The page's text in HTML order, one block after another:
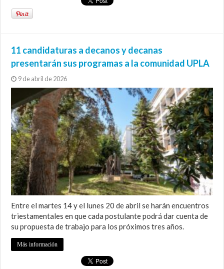
11 candidaturas a decanos y decanas
presentarán sus programas a la comunidad UPLA
9 de abril de 2026
Entre el martes 14 y el lunes 20 de abril se harán encuentros
triestamentales en que cada postulante podrá dar cuenta de
su propuesta de trabajo para los próximos tres años.
Más información